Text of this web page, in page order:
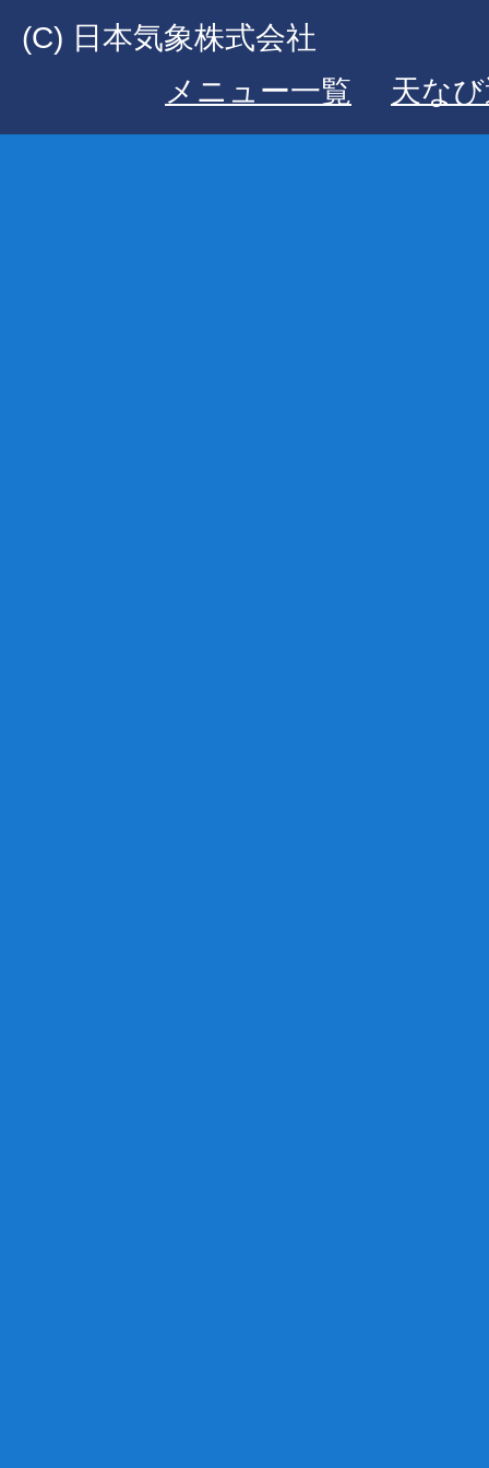
(C) 日本気象株式会社
メニュー一覧
天な